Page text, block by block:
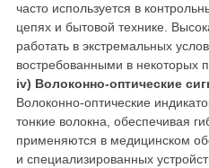
часто используется в
цепях и бытовой технике.
работать в экстремальных
востребованными в
iv) Волоконно-оптические
Волоконно-оптические
тонкие волокна, обеспечивая
применяются в медицинском
и специализированных